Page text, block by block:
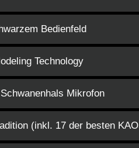
Bedienfeld
Technology
Mikrofon
(inkl. 17 der besten